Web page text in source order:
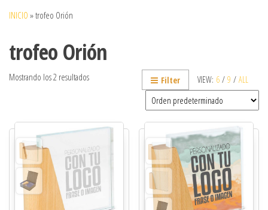
INICIO »trofeo Orión
trofeo Orión
VIEW: 6 / 9 / ALL
Filter
Mostrando los 2 resultados